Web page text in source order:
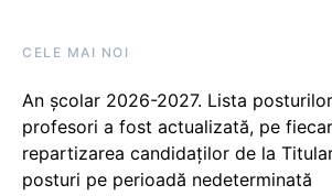
CELE MAI NOI
An școlar 2026-2027. Lista
profesori a fost actualizată, pe
repartizarea candidaților de la
posturi pe perioadă nedeterminată